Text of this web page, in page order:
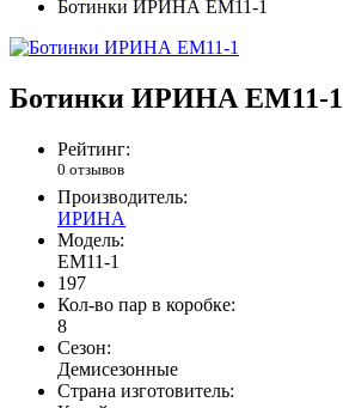
Ботинки ИРИНА EM11-1
Ботинки ИРИНА EM11-1
Рейтинг:
0 отзывов
Производитель:
ИРИНА
Модель:
EM11-1
197
Кол-во пар в коробке:
8
Сезон:
Демисезонные
Страна изготовитель: